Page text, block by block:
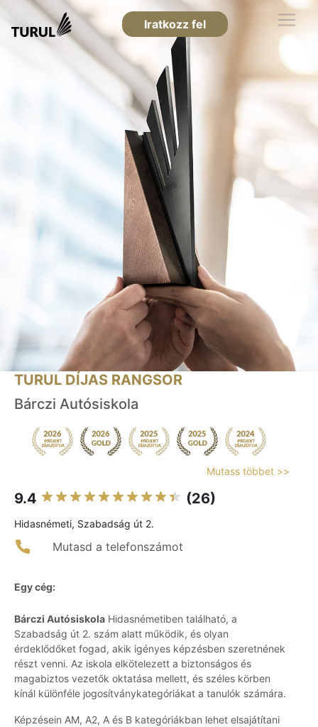
Iratkozz fel
TURUL DÍJAS RANGSOR
Bárczi Autósiskola
Mutass többet >>
9.4 (26)
Hidasnémeti, Szabadság út 2.
Mutasd a telefonszámot
Egy cég:
Bárczi Autósiskola Hidasnémetiben található, a
Szabadság út 2. szám alatt működik, és olyan
érdeklődőket fogad, akik igényes képzésben szeretnének
részt venni. Az iskola elkötelezett a biztonságos és
magabiztos vezetők oktatása mellett, és széles körben
kínál különféle jogosítványkategóriákat a tanulók számára.
Képzésein AM, A2, A és B kategóriákban lehet elsajátítani